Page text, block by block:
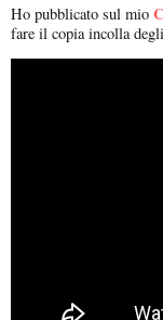
Ho pubblicato sul mio
fare il copia incolla